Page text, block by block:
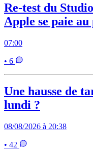
Re-test du
Apple se paie
07:00
• 6
Une hausse de
lundi ?
08/08/2026 à 20:38
• 42